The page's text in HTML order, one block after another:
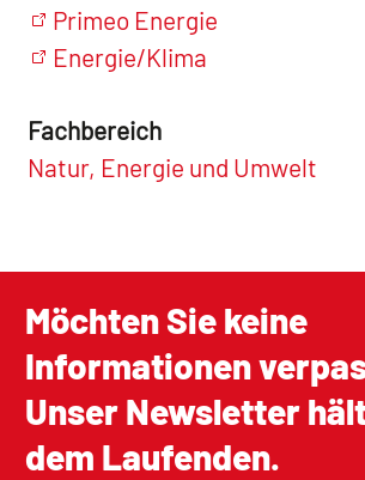
Primeo Energie
Energie/Klima
Fachbereich
Natur, Energie und Umwelt
Möchten Sie keine
Informationen
Unser Newsletter
dem Laufenden.